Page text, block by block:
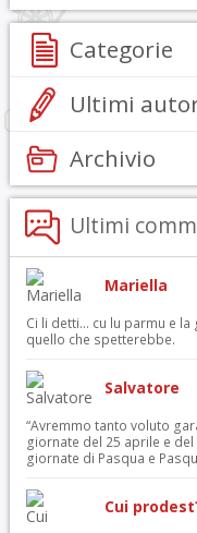
Categorie
Ultimi
Archivio
Ultimi
Mariella
Ci li detti… cu lu parmu e
quello che spetterebbe.
Salvatore
“Avremmo tanto voluto
giornate del 25 aprile e
giornate di Pasqua e
Cui